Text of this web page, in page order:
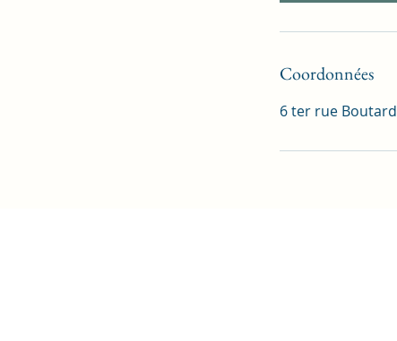
Coordonnées
6 ter rue Boutard